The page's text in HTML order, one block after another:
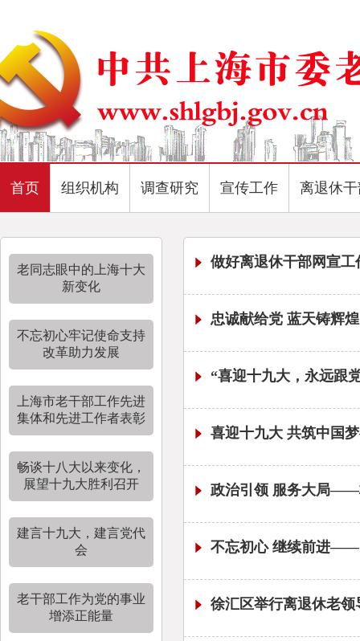
首页 组织机构 调查研究 宣传工作 离退休
老同志眼中的上海十大
新变化
不忘初心牢记使命支持
改革助力发展
上海市老干部工作先进
集体和先进工作者表彰
畅谈十八大以来变化，
展望十九大胜利召开
建言十九大，建言党代
会
老干部工作为党的事业
增添正能量
做好离退休干部网宣
忠诚献给党 蓝天铸辉
“喜迎十九大，永远跟
喜迎十九大 共筑中国
政治引领 服务大局——
不忘初心 继续前进——
徐汇区举行离退休老